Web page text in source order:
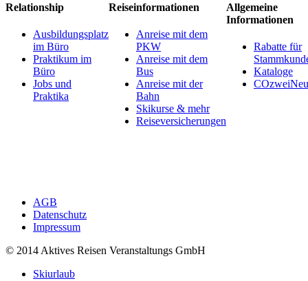
Relationship
Ausbildungsplatz
im Büro
Praktikum im
Büro
Jobs und
Praktika
Reiseinformationen
Anreise mit dem
PKW
Anreise mit dem
Bus
Anreise mit der
Bahn
Skikurse & mehr
Reiseversicherungen
Allgemeine
Informationen
Rabatte für
Kataloge
AGB
Datenschutz
Impressum
© 2014 Aktives Reisen Veranstaltungs GmbH
Skiurlaub